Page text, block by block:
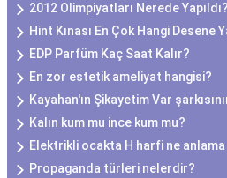
2012 Olimpiyatları Nerede Yapıldı?
Hint Kınası En Çok Hangi Desene
EDP Parfüm Kaç Saat Kalır?
En zor estetik ameliyat hangisi?
Kayahan'ın Şikayetim Var
Kalın kum mu ince kum mu?
Elektrikli ocakta H harfi ne
Propaganda türleri nelerdir?